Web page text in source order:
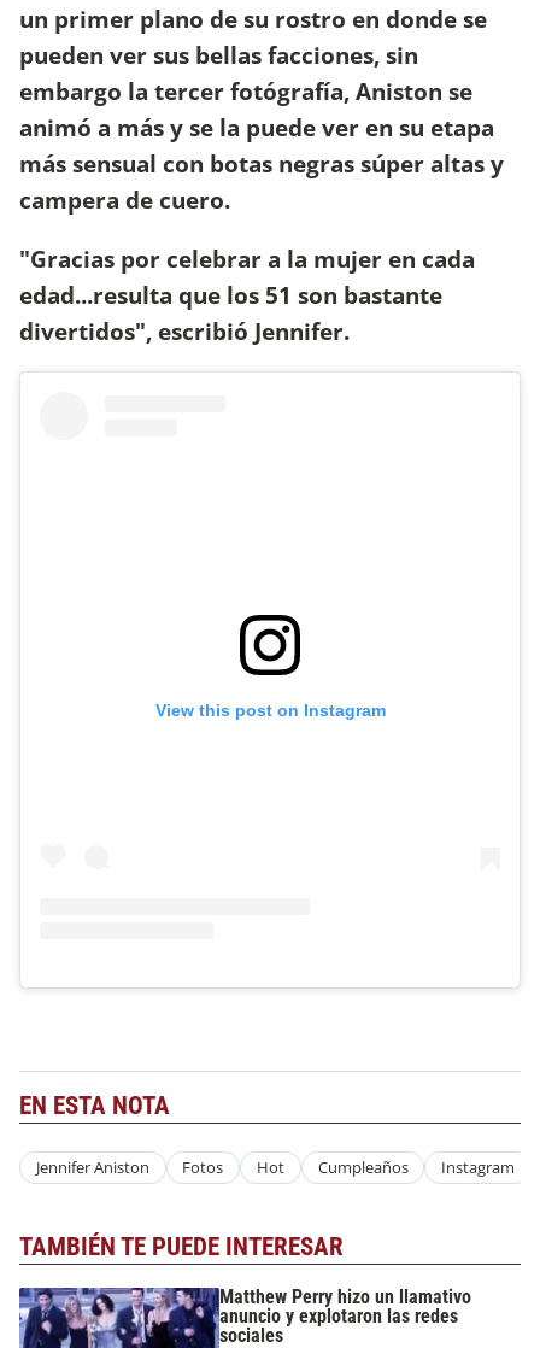
un primer plano de su rostro en donde se
pueden ver sus bellas facciones, sin
embargo la tercer fotógrafía, Aniston se
animó a más y se la puede ver en su etapa
más sensual con botas negras súper altas y
campera de cuero.
"Gracias por celebrar a la mujer en cada
edad...resulta que los 51 son bastante
divertidos", escribió Jennifer.
View this post on Instagram
EN ESTA NOTA
Jennifer Aniston Fotos Hot Cumpleaños Instagram
TAMBIÉN TE PUEDE INTERESAR
Matthew Perry hizo un llamativo
anuncio y explotaron las redes
sociales